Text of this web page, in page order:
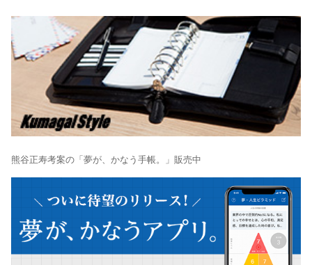
熊谷正寿考案の「夢が、かなう手帳。」販売中